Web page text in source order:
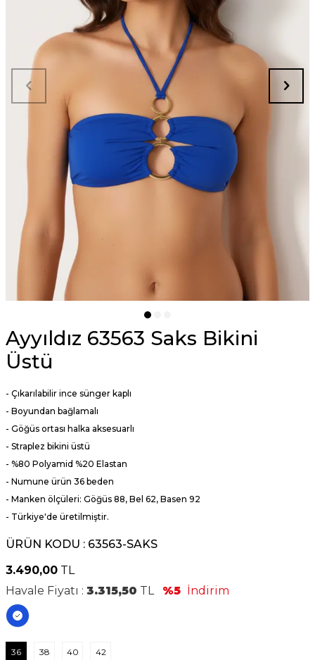
Ayyıldız 63563 Saks Bikini
Üstü
- Çıkarılabilir ince sünger kaplı
- Boyundan bağlamalı
- Göğüs ortası halka aksesuarlı
- Straplez bikini üstü
- %80 Polyamid %20 Elastan
- Numune ürün 36 beden
- Manken ölçüleri: Göğüs 88, Bel 62, Basen 92
- Türkiye'de üretilmiştir.
ÜRÜN KODU : 63563-SAKS
3.490,00 TL
Havale Fiyatı : 3.315,50 TL %5 İndirim
36 38 40 42